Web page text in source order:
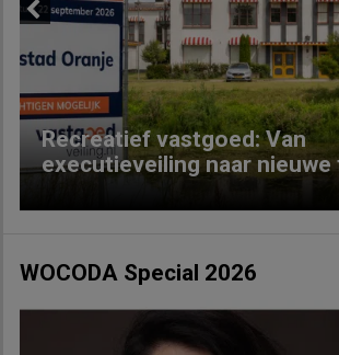
Recreatief vastgoed: Van
executieveiling naar
WOCODA Special 2026